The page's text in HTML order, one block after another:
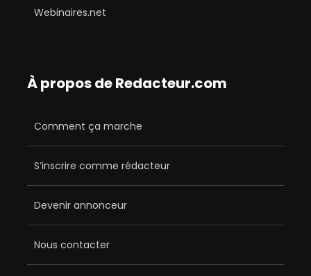
Webinaires.net
À propos de Redacteur.com
Comment ça marche
S’inscrire comme rédacteur
Devenir annonceur
Nous contacter